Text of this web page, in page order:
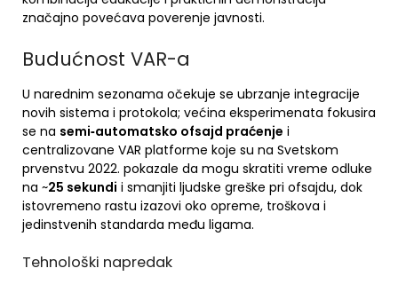
značajno povećava poverenje javnosti.
Budućnost VAR-a
U narednim sezonama očekuje se ubrzanje integracije
novih sistema i protokola; većina eksperimenata fokusira
se na semi‑automatsko ofsajd praćenje i
centralizovane VAR platforme koje su na Svetskom
prvenstvu 2022. pokazale da mogu skratiti vreme odluke
na ~25 sekundi i smanjiti ljudske greške pri ofsajdu, dok
istovremeno rastu izazovi oko opreme, troškova i
jedinstvenih standarda među ligama.
Tehnološki napredak